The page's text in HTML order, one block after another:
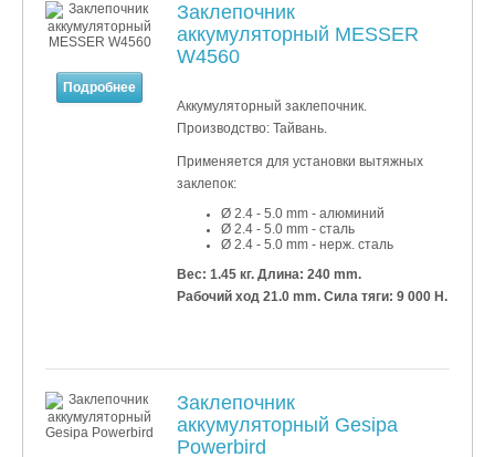
Подробнее
Заклепочник
аккумуляторный MESSER
W4560
Аккумуляторный заклепочник.
Производство: Тайвань.
Применяется для установки вытяжных
заклепок:
Ø 2.4 - 5.0 mm - алюминий
Ø 2.4 - 5.0 mm - сталь
Ø 2.4 - 5.0 mm - нерж. сталь
Вес: 1.45 кг. Длина: 240 mm.
Рабочий ход 21.0 mm. Сила тяги: 9 000 Н.
Заклепочник
аккумуляторный Gesipa
Powerbird